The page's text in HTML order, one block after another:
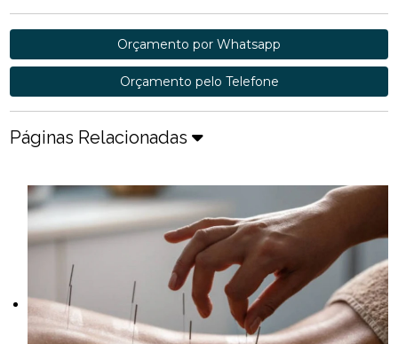
Orçamento por Whatsapp
Orçamento pelo Telefone
Páginas Relacionadas